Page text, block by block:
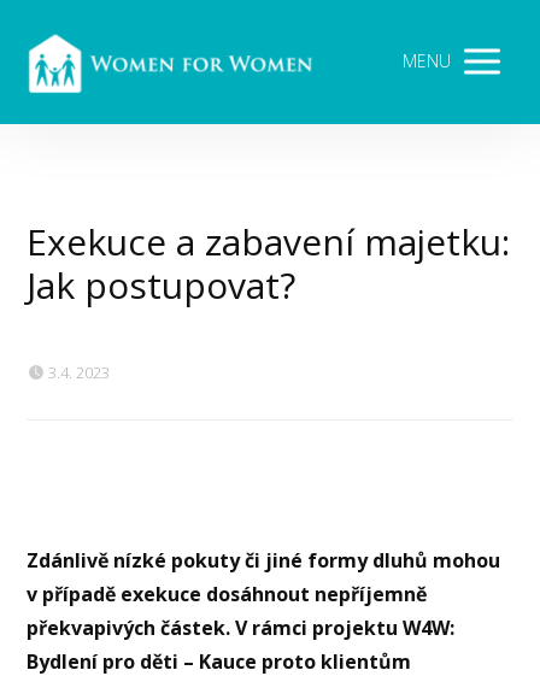
MENU
Exekuce a zabavení majetku:
Jak postupovat?
3.4. 2023
Zdánlivě nízké pokuty či jiné formy dluhů mohou
v případě exekuce dosáhnout nepříjemně
překvapivých částek. V rámci projektu W4W:
Bydlení pro děti – Kauce proto klientům